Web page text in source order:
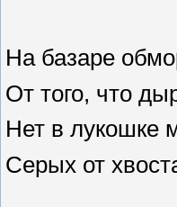
На базаре
От того, что
Нет в лукошке
Серых от